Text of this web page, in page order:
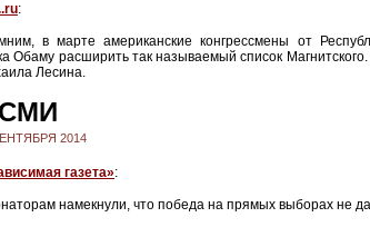
:
в марте американские конгрессмены от
Обаму расширить так называемый список
Лесина.
2014
газета»:
намекнули, что победа на прямых выборах не